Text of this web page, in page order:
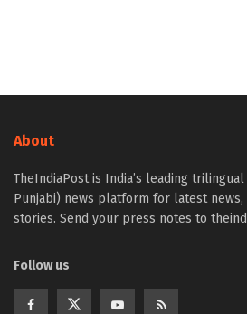
About
TheIndiaPost is India’s leading trilingual
Punjabi) news platform for latest
stories. Send your press notes to
Follow us